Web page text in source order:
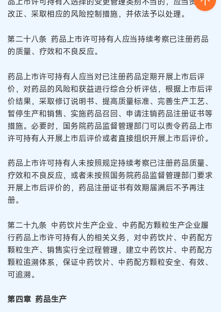
改正、采取相应的风险控制措施，并依法予以处理。
第二十八条 药品上市许可持有人应当持续考察已注册药品
的质量、疗效和不良反应。
药品上市许可持有人应当对已注册药品定期开展上市后评
价，对药品的风险和获益进行综合分析评估，根据上市后评
价结果，采取修订说明书、提高质量标准、完善生产工艺、
暂停生产和销售、实施药品召回、申请注销药品注册证书等
措施。必要时，国务院药品监督管理部门可以责令药品上市
许可持有人开展上市后评价或者直接组织开展上市后评价。
药品上市许可持有人未按照规定持续考察已注册药品质量、
疗效和不良反应，或者未按照国务院药品监督管理部门要求
开展上市后评价的，药品注册证书有效期届满后不予再注
册。
第二十九条 中药饮片生产企业、中药配方颗粒生产企业履
行药品上市许可持有人的相关义务，对中药饮片、中药配方
颗粒生产、销售实行全过程管理，建立中药饮片、中药配方
颗粒追溯体系，保证中药饮片、中药配方颗粒安全、有效、
可追溯。
第四章 药品生产